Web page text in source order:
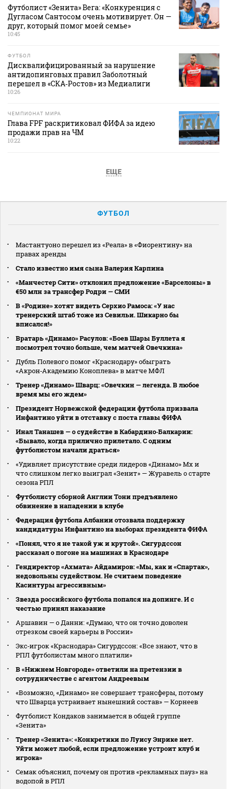
Футболист «Зенита» Вега: «Конкуренция с
Дугласом Сантосом очень мотивирует. Он —
друг, который помог моей семье»
10:45
ФУТБОЛ
Дисквалифицированный за нарушение
антидопинговых правил Заболотный
перешел в «СКА‑Ростов» из Медиалиги
10:26
ЧЕМПИОНАТ МИРА
Глава FPF раскритиковал ФИФА за идею
продажи прав на ЧМ
10:22
ЕЩЕ
ФУТБОЛ
Мастантуоно перешел из «Реала» в «Фиорентину» на
правах аренды
Стало известно имя сына Валерия Карпина
«Манчестер Сити» отклонил предложение «Барселоны» в
€50 млн за трансфер Родри — СМИ
В «Родине» хотят видеть Серхио Рамоса: «У нас
тренерский штаб тоже из Севильи. Шикарно бы
вписался!»
Вратарь «Динамо» Расулов: «Боев Шары Буллета я
посмотрел точно больше, чем матчей Овечкина»
Дубль Полевого помог «Краснодару» обыграть
«Акрон‑Академию Коноплева» в матче МФЛ
Тренер «Динамо» Шварц: «Овечкин — легенда. В любое
время мы его ждем»
Президент Норвежской федерации футбола призвала
Инфантино уйти в отставку с поста главы ФИФА
Инал Танашев — о судействе в Кабардино‑Балкарии:
«Бывало, когда прилично прилетало. С одним
футболистом начали драться»
«Удивляет присутствие среди лидеров «Динамо» Мх и
что слишком легко выиграл «Зенит» — Журавель о старте
сезона РПЛ
Футболисту сборной Англии Тони предъявлено
обвинение в нападении в клубе
Федерация футбола Албании отозвала поддержку
кандидатуры Инфантино на выборах президента ФИФА
«Понял, что я не такой уж и крутой». Сигурдссон
рассказал о погоне на машинах в Краснодаре
Гендиректор «Ахмата» Айдамиров: «Мы, как и «Спартак»,
недовольны судейством. Не считаем поведение
Касинтуры агрессивным»
Звезда российского футбола попался на допинге. И с
честью принял наказание
Аршавин — о Данни: «Думаю, что он точно доволен
отрезком своей карьеры в России»
Экс‑игрок «Краснодара» Сигурдссон: «Все знают, что в
РПЛ футболистам много платили»
В «Нижнем Новгороде» ответили на претензии в
сотрудничестве с агентом Андреевым
«Возможно, «Динамо» не совершает трансферы, потому
что Шварца устраивает нынешний состав» — Корнеев
Футболист Кондаков занимается в общей группе
«Зенита»
Тренер «Зенита»: «Конкретики по Луису Энрике нет.
Уйти может любой, если предложение устроит клуб и
игрока»
Семак объяснил, почему он против «рекламных пауз» на
водопой в РПЛ